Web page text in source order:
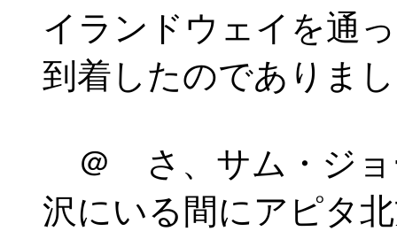
イランドウェイを通
到着したのでありま
＠ さ、サム・ジョ
沢にいる間にアピタ